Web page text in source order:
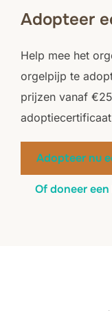
Adopteer
Help mee het
orgelpijp te
prijzen vanaf
Adopteer nu
Of doneer